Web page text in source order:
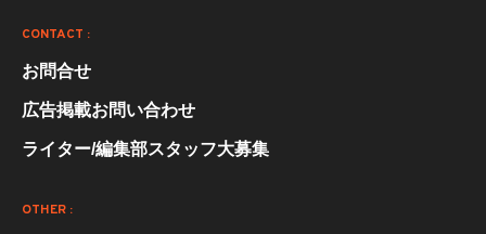
CONTACT :
お問合せ
広告掲載お問い合わせ
ライター/編集部スタッフ大募集
OTHER :